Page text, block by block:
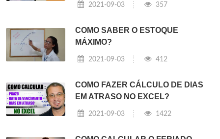
2021-09-03 357
COMO SABER O ESTOQUE
MÁXIMO?
2021-09-03 412
COMO FAZER CÁLCULO DE DIAS
EM ATRASO NO EXCEL?
2021-09-03 1422